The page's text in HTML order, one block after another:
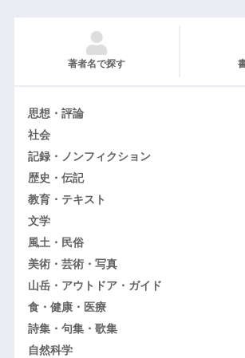
著者名で探す
思想・評論
社会
記録・ノンフィクション
歴史・伝記
教育・テキスト
文学
風土・民俗
美術・芸術・写真
山岳・アウトドア・ガイド
食・健康・医療
詩集・句集・歌集
自然科学